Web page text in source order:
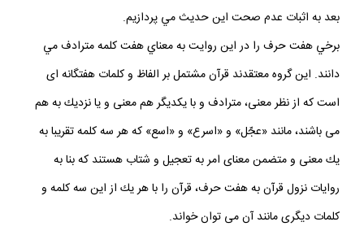
بعد به اثبات عدم صحت اين حديث مي پردازيم.
برخي هفت حرف را در اين روايت به معناي هفت كلمه مترادف مي
دانند. اين گروه معتقدند قرآن مشتمل بر الفاظ و كلمات هفت‏گانه‏ اى
است كه از نظر معنى، مترادف و با يكديگر هم معنى و يا نزديك به هم
مى‏ باشند، مانند «عجّل» و «اسرع» و «اسع» كه هر سه كلمه تقريبا به
يك معنى و متضمن معناى امر به تعجيل و شتاب هستند كه بنا به
روايات نزول قرآن به هفت‏ حرف، قرآن را با هر يك از اين سه كلمه و
كلمات ديگرى مانند آن مى‏ توان خواند.